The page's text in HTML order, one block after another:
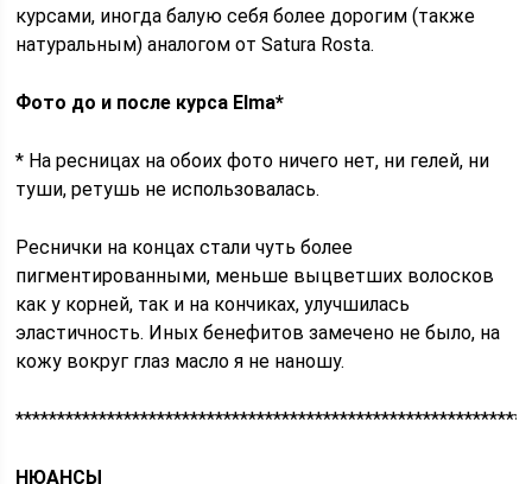
курсами, иногда балую себя более дорогим (также
натуральным) аналогом от Satura Rosta.
Фото до и после курса Elma*
* На ресницах на обоих фото ничего нет, ни гелей, ни
туши, ретушь не использовалась.
Реснички на концах стали чуть более
пигментированными, меньше выцветших волосков
как у корней, так и на кончиках, улучшилась
эластичность. Иных бенефитов замечено не было, на
кожу вокруг глаз масло я не наношу.
НЮАНСЫ